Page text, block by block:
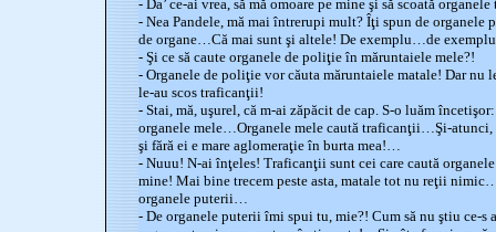
- Da’ ce-ai vrea, să mă omoare pe mine şi să scoată organele
- Nea Pandele, mă mai întrerupi mult? Îţi spun de organele
de organe…Că mai sunt şi altele! De exemplu…de
- Şi ce să caute organele de poliţie în măruntaiele mele?!
- Organele de poliţie vor căuta măruntaiele matale! Dar nu
le-au scos traficanţii!
- Stai, mă, uşurel, că m-ai zăpăcit de cap. S-o luăm
organele mele…Organele mele caută traficanţii…Şi-atunci,
şi fără ei e mare aglomeraţie în burta mea!…
- Nuuu! N-ai înţeles! Traficanţii sunt cei care caută
mine! Mai bine trecem peste asta, matale tot nu reţii
organele puterii…
- De organele puterii îmi spui tu, mie?! Cum să nu ştiu ce-s